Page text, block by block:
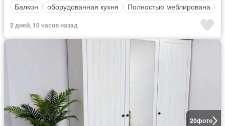
Балкон
оборудованная кухня Полностью меблирована
2 дней, 10 часов назад
20фото